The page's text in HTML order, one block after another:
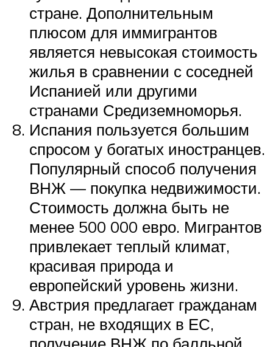
стране. Дополнительным
плюсом для иммигрантов
является невысокая стоимость
жилья в сравнении с соседней
Испанией или другими
странами Средиземноморья.
Испания пользуется большим
спросом у богатых иностранцев.
Популярный способ получения
ВНЖ — покупка недвижимости.
Стоимость должна быть не
менее 500 000 евро. Мигрантов
привлекает теплый климат,
красивая природа и
европейский уровень жизни.
Австрия предлагает гражданам
стран, не входящих в ЕС,